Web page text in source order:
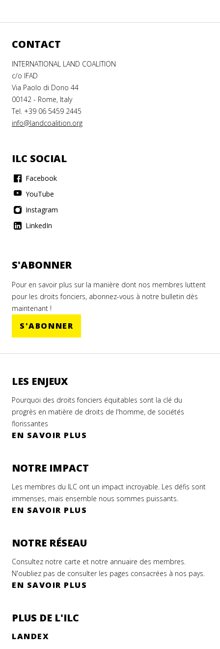
CONTACT
INTERNATIONAL LAND COALITION
c/o IFAD
Via Paolo di Dono 44
00142 - Rome, Italy
Tel. +39 06 5459 2445
info@landcoalition.org
ILC SOCIAL
Facebook
YouTube
Instagram
LinkedIn
S'ABONNER
Pour en savoir plus sur la manière dont nos membres luttent
pour les droits fonciers, abonnez-vous à notre bulletin dès
maintenant !
S'ABONNER
LES ENJEUX
Pourquoi des droits fonciers équitables sont la clé du
progrès en matière de droits de l'homme, de sociétés
florissantes
EN SAVOIR PLUS
NOTRE IMPACT
Les membres du ILC ont un impact incroyable. Les défis sont
immenses, mais ensemble nous sommes puissants.
EN SAVOIR PLUS
NOTRE RÉSEAU
Consultez notre carte et notre annuaire des membres.
N'oubliez pas de consulter les pages consacrées à nos pays.
EN SAVOIR PLUS
PLUS DE L'ILC
LANDEX